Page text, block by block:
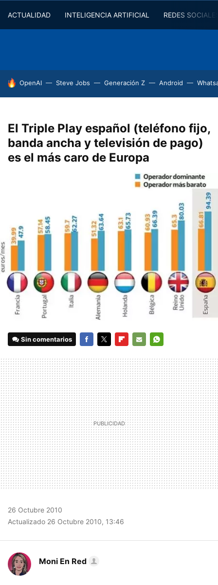
ACTUALIDAD INTELIGENCIA ARTIFICIAL REDES
HOY SE HABLA DE
OpenAI Steve Jobs Generación Z Android
El Triple Play español (teléfono fijo,
banda ancha y televisión de pago)
es el más caro de Europa
Sin comentarios
MAIL
26 Octubre 2010
Actualizado 26 Octubre 2010, 13:46
Moni En Red